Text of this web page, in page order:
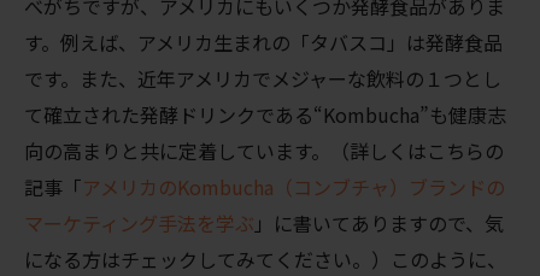
べがちですが、アメリカにもいくつか発酵食品がありま
す。例えば、アメリカ生まれの「タバスコ」は発酵食品
です。また、近年アメリカでメジャーな飲料の１つとし
て確立された発酵ドリンクである“Kombucha”も健康志
向の高まりと共に定着しています。（詳しくはこちらの
記事「アメリカのKombucha（コンブチャ）ブランドの
マーケティング手法を学ぶ 」 に書いてありますので、気
になる方はチェックしてみてください。）このように、